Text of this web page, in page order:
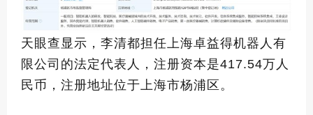
天眼查显示，李清都担任上海卓益得机器人有
限公司的法定代表人，注册资本是417.54万人
民币，注册地址位于上海市杨浦区。